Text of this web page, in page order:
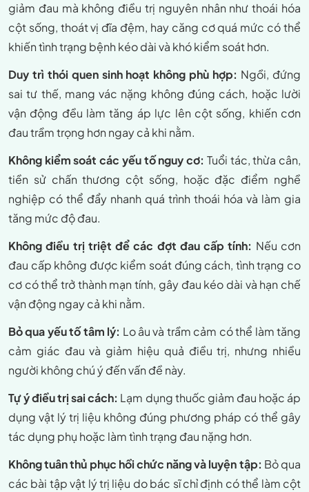
giảm đau mà không điều trị nguyên nhân như thoái hóa
cột sống, thoát vị đĩa đệm, hay căng cơ quá mức có thể
khiến tình trạng bệnh kéo dài và khó kiểm soát hơn.
Duy trì thói quen sinh hoạt không phù hợp: Ngồi, đứng
sai tư thế, mang vác nặng không đúng cách, hoặc lười
vận động đều làm tăng áp lực lên cột sống, khiến cơn
đau trầm trọng hơn ngay cả khi nằm.
Không kiểm soát các yếu tố nguy cơ: Tuổi tác, thừa cân,
tiền sử chấn thương cột sống, hoặc đặc điểm nghề
nghiệp có thể đẩy nhanh quá trình thoái hóa và làm gia
tăng mức độ đau.
Không điều trị triệt để các đợt đau cấp tính: Nếu cơn
đau cấp không được kiểm soát đúng cách, tình trạng co
cơ có thể trở thành mạn tính, gây đau kéo dài và hạn chế
vận động ngay cả khi nằm.
Bỏ qua yếu tố tâm lý: Lo âu và trầm cảm có thể làm tăng
cảm giác đau và giảm hiệu quả điều trị, nhưng nhiều
người không chú ý đến vấn đề này.
Tự ý điều trị sai cách: Lạm dụng thuốc giảm đau hoặc áp
dụng vật lý trị liệu không đúng phương pháp có thể gây
tác dụng phụ hoặc làm tình trạng đau nặng hơn.
Không tuân thủ phục hồi chức năng và luyện tập: Bỏ qua
các bài tập vật lý trị liệu do bác sĩ chỉ định có thể làm cột